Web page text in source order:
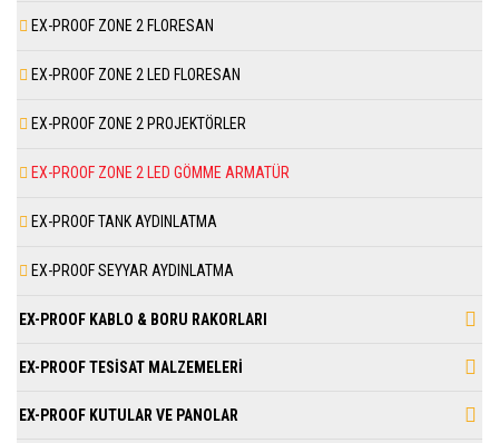
EX-PROOF ZONE 2 FLORESAN
EX-PROOF ZONE 2 LED FLORESAN
EX-PROOF ZONE 2 PROJEKTÖRLER
EX-PROOF ZONE 2 LED GÖMME ARMATÜR
EX-PROOF TANK AYDINLATMA
EX-PROOF SEYYAR AYDINLATMA
EX-PROOF KABLO & BORU RAKORLARI
EX-PROOF TESİSAT MALZEMELERİ
EX-PROOF KUTULAR VE PANOLAR